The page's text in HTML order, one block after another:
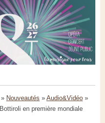
» Nouveautés » Audio&Vidéo »
en première mondiale